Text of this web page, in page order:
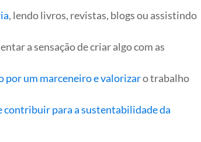
, lendo livros, revistas, blogs ou assistindo
a sensação de criar algo com as
por um marceneiro e valorizaro trabalho
contribuir para a sustentabilidade da